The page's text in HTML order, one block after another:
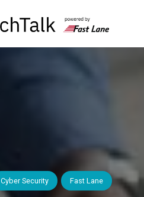
Cyber Security Fast Lane